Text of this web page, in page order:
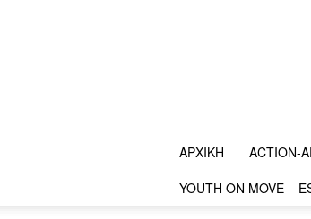
ΑΡΧΙΚΗ ACTION-
YOUTH ON MOVE –